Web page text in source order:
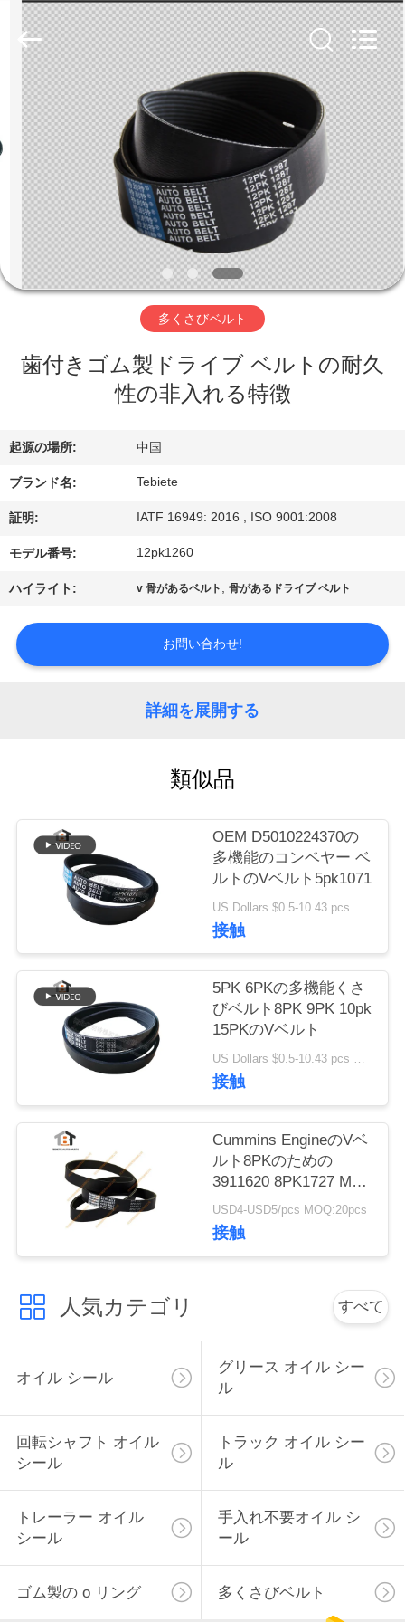
家
プ
ロ
ダ
ク
私
に
つ
い
て
場
質
私
絡
ニ
ュ
ー
ス
場
合
地
Hebei
Rubber
Product
Rights
Reserved.
Developed
by
ECER
多くさびベルト
歯付きゴム製ドライブ ベルトの耐久
性の非入れる特徴
起源の場所: 中国
ブランド名: Tebiete
証明: IATF 16949: 2016 , ISO 9001:2008
モデル番号: 12pk1260
ハイライト: v 骨があるベルト ,骨があるドライブ ベルト
お問い合わせ!
詳細を展開する
類似品
OEM D5010224370の
多機能のコンベヤー ベ
ルトのVベルト5pk1071
US Dollars $0.5-10.43 pcs MOQ:50部分
接触
5PK 6PKの多機能くさ
びベルト8PK 9PK 10pk
15PKのVベルト
US Dollars $0.5-10.43 pcs MOQ:50部分
接触
Cummins EngineのVベ
ルト8PKのための
3911620 8PK1727 Muti
の肋骨のWeddgのファ
ン・ベルト
USD4-USD5/pcs MOQ:20pcs
接触
人気カテゴリ すべて
オイル シール
グリース オイル シー
ル
回転シャフト オイル
シール
トラック オイル シー
ル
トレーラー オイル
シール
手入れ不要オイル シ
ール
ゴム製の o リング 多くさびベルト